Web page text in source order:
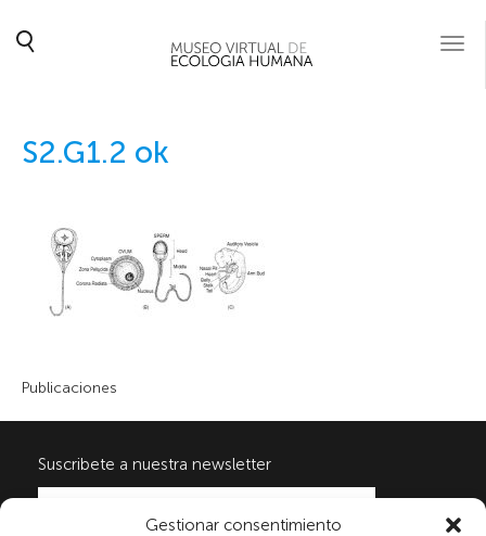
Gestionar consentimiento
S2.G1.2 ok
Publicaciones
Suscribete a nuestra newsletter